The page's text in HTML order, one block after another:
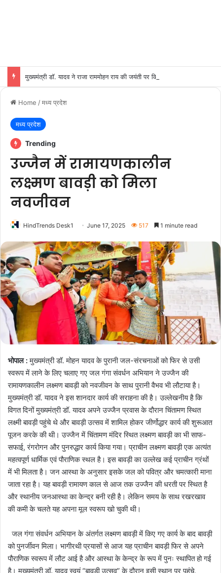
मुख्यमंत्री डॉ. यादव ने राजा राममोहन राय की जयंती पर किया नमन
Home /मध्य प्रदेश
मध्य प्रदेश
Trending
उज्जैन में रामायणकालीन
लक्ष्मण बावड़ी को मिला
नवजीवन
HindTrends Desk1 June 17, 2025 517 1 minute read
भोपाल :मुख्यमंत्री डॉ. मोहन यादव के पुरानी जल-संरचनाओं को फिर से उसी
स्वरूप में लाने के लिए चलाए गए जल गंगा संवर्धन अभियान ने उज्जैन की
रामायणकालीन लक्ष्मण बावड़ी को नवजीवन के साथ पुरानी वैभव भी लौटाया है।
मुख्यमंत्री डॉ. यादव ने इस शानदार कार्य की सराहना की है। उल्लेखनीय है कि
विगत दिनों मुख्यमंत्री डॉ. यादव अपने उज्जैन प्रवास के दौरान चिंतामण स्थित
लक्ष्मी बावड़ी पहुंचे थे और बावड़ी उत्सव में शामिल होकर जीर्णोद्धार कार्य की शुरूआत
पूजन करके की थी। उज्जैन में चिंतामण मंदिर स्थित लक्ष्मण बावड़ी का भी साफ-
सफाई, रंगरोगन और पुनरुद्धार कार्य किया गया। प्राचीन लक्ष्मण बावड़ी एक अत्यंत
महत्वपूर्ण धार्मिक एवं पौराणिक स्थल है। इस बावड़ी का उल्लेख कई प्राचीन ग्रंथों
में भी मिलता है। जन आस्था के अनुसार इसके जल को पवित्र और चमत्कारी माना
जाता रहा है। यह बावड़ी रामायण काल से आज तक उज्जैन की धरती पर स्थित है
और स्थानीय जनआस्था का केन्द्र बनी रही है। लेकिन समय के साथ रखरखाव
की कमी के चलते यह अपना मूल स्वरूप खो चुकी थी।
जल गंगा संवर्धन अभियान के अंतर्गत लक्ष्मण बावड़ी में किए गए कार्य के बाद बावड़ी
को पुनर्जीवन मिला। भागीरथी प्रयासों से आज यह प्राचीन बावड़ी फिर से अपने
पौराणिक स्वरूप में लौट आई है और आस्था के केन्द्र के रूप में पुनः स्थापित हो गई
है। मुख्यमंत्री डॉ. यादव स्वयं “बावड़ी उत्सव” के दौरान इसी स्थान पर पहुंचे,